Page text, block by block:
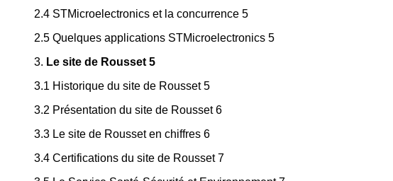
2.4 STMicroelectronics et la concurrence 5
2.5 Quelques applications STMicroelectronics 5
3. Le site de Rousset 5
3.1 Historique du site de Rousset 5
3.2 Présentation du site de Rousset 6
3.3 Le site de Rousset en chiffres 6
3.4 Certifications du site de Rousset 7